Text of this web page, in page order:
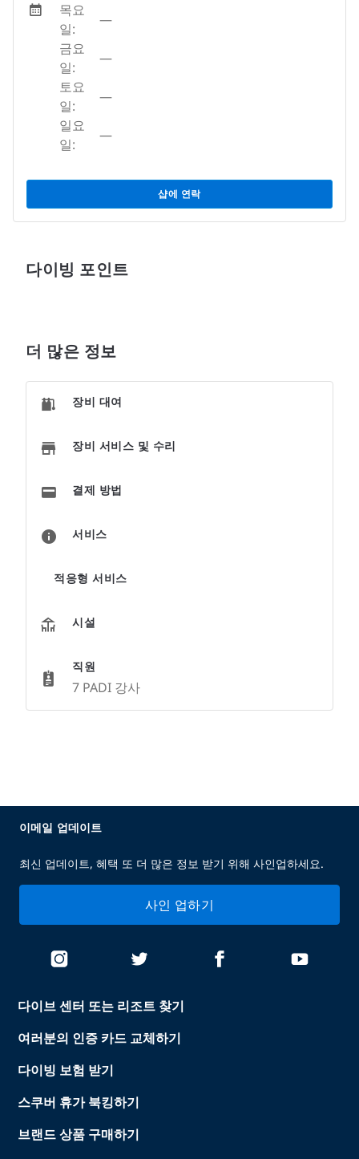
목요
일:
—
금요
일:
—
토요
일:
—
일요
일:
—
샵에 연락
다이빙 포인트
더 많은 정보
서비스
적응형 서비스
시설
직원
7 PADI 강사
장비 대여
장비 서비스 및 수리
결제 방법
다이브 센터 또는 리조트 찾기
여러분의 인증 카드 교체하기
다이빙 보험 받기
스쿠버 휴가 북킹하기
브랜드 상품 구매하기
이메일 업데이트
최신 업데이트, 혜택 또 더 많은 정보 받기 위해 사인업하세요.
사인 업하기